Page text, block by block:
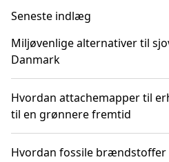
Seneste indlæg
Miljøvenlige alternativer til
Danmark
Hvordan attachemapper til
til en grønnere fremtid
Hvordan fossile brændstoffer